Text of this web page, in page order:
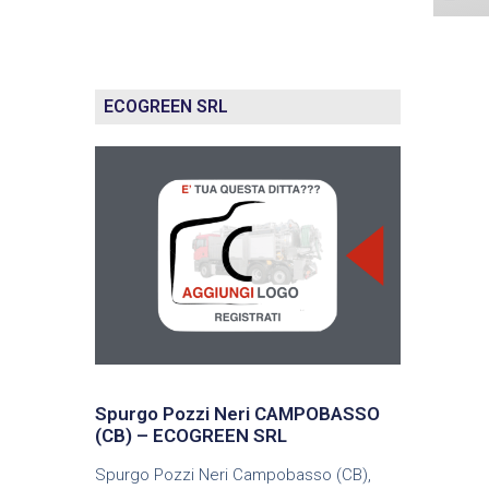
ECOGREEN SRL
Spurgo Pozzi Neri CAMPOBASSO
(CB) – ECOGREEN SRL
Spurgo Pozzi Neri Campobasso (CB),